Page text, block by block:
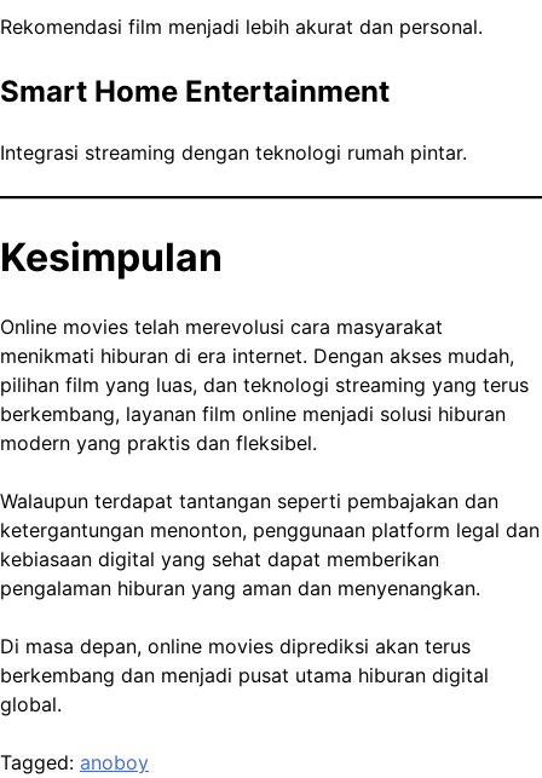
Rekomendasi film menjadi lebih akurat dan personal.
Smart Home Entertainment
Integrasi streaming dengan teknologi rumah pintar.
Kesimpulan
Online movies telah merevolusi cara masyarakat
menikmati hiburan di era internet. Dengan akses mudah,
pilihan film yang luas, dan teknologi streaming yang terus
berkembang, layanan film online menjadi solusi hiburan
modern yang praktis dan fleksibel.
Walaupun terdapat tantangan seperti pembajakan dan
ketergantungan menonton, penggunaan platform legal dan
kebiasaan digital yang sehat dapat memberikan
pengalaman hiburan yang aman dan menyenangkan.
Di masa depan, online movies diprediksi akan terus
berkembang dan menjadi pusat utama hiburan digital
global.
Tagged: anoboy